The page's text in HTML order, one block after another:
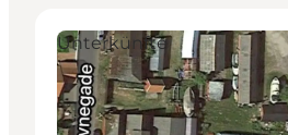
Unterkünfte